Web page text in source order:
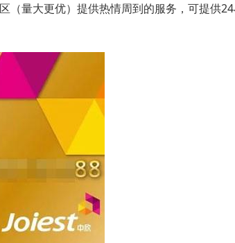
（量大更优）提供热情周到的服务，可提供